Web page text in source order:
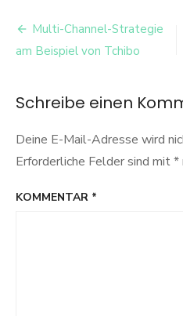
Beitrags-
Navigation
Multi-Channel-Strategie
am Beispiel von Tchibo
Schreibe einen
Deine E-Mail-Adresse wird
Erforderliche Felder sind mit*
KOMMENTAR *